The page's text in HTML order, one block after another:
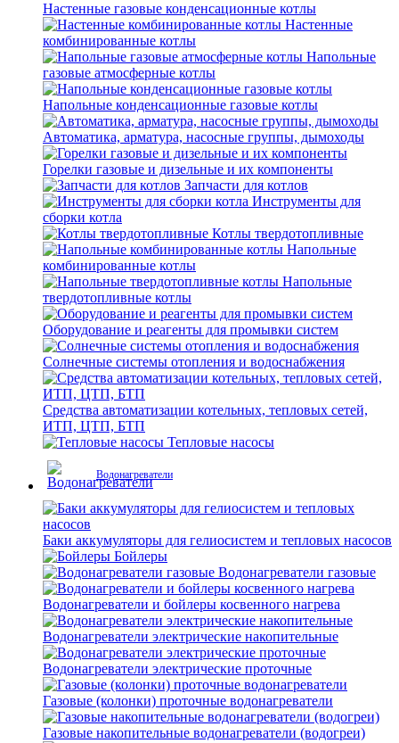
Настенные газовые конденсационные котлы
Настенные
комбинированные котлы
Напольные
газовые атмосферные котлы
Напольные конденсационные газовые котлы
Автоматика, арматура, насосные группы, дымоходы
Горелки газовые и дизельные и их компоненты
Запчасти для котлов
Инструменты для
сборки котла
Котлы твердотопливные
Напольные
комбинированные котлы
Напольные
твердотопливные котлы
Оборудование и реагенты для промывки систем
Солнечные системы отопления и водоснабжения
Средства автоматизации котельных, тепловых сетей,
ИТП, ЦТП, БТП
Тепловые насосы
Водонагреватели
Баки аккумуляторы для гелиосистем и тепловых насосов
Бойлеры
Водонагреватели газовые
Водонагреватели и бойлеры косвенного нагрева
Водонагреватели электрические накопительные
Водонагреватели электрические проточные
Газовые (колонки) проточные водонагреватели
Газовые накопительные водонагреватели (водогреи)